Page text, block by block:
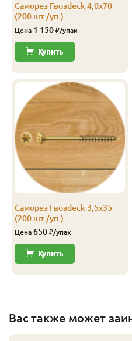
Саморез Гвозdeck 4,0х70
(200 шт./уп.)
Цена 1 150 ₽/упак
Купить
Саморез Гвозdeck 3,5х35
(200 шт./уп.)
Цена 650 ₽/упак
Купить
Вас также может